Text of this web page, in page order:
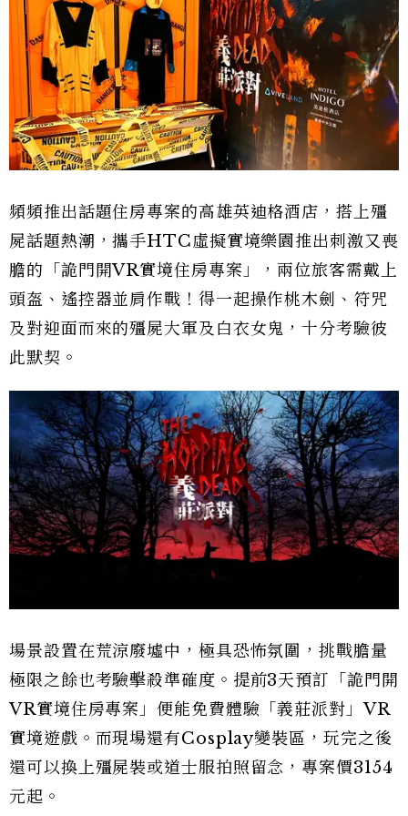
頻頻推出話題住房專案的高雄英迪格酒店，搭上殭
屍話題熱潮，攜手HTC虛擬實境樂園推出刺激又喪
膽的「詭門開VR實境住房專案」，兩位旅客需戴上
頭盔、遙控器並肩作戰！得一起操作桃木劍、符咒
及對迎面而來的殭屍大軍及白衣女鬼，十分考驗彼
此默契。
場景設置在荒涼廢墟中，極具恐怖氛圍，挑戰膽量
極限之餘也考驗擊殺準確度。提前3天預訂「詭門開
VR實境住房專案」便能免費體驗「義莊派對」VR
實境遊戲。而現場還有Cosplay變裝區，玩完之後
還可以換上殭屍裝或道士服拍照留念，專案價3154
元起。